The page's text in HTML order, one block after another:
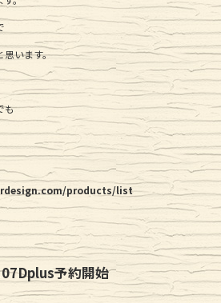
思います。
も
products/list
予約開始